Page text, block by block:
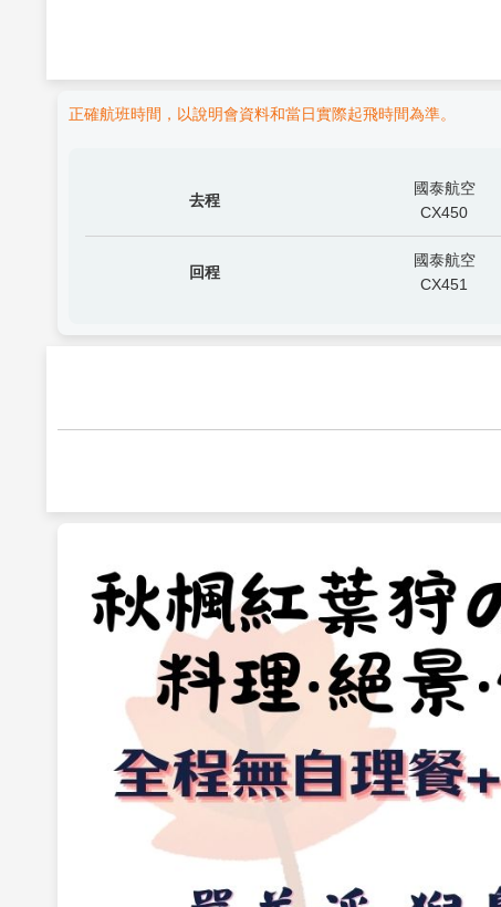
正確航班時間，以說明會資料和當日實際起飛時間為準。
去程
國泰航空
CX450
回程
國泰航空
CX451